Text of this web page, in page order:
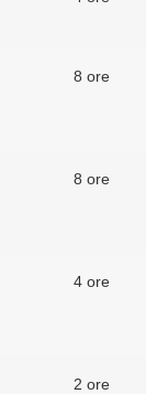
8 ore
8 ore
4 ore
2 ore